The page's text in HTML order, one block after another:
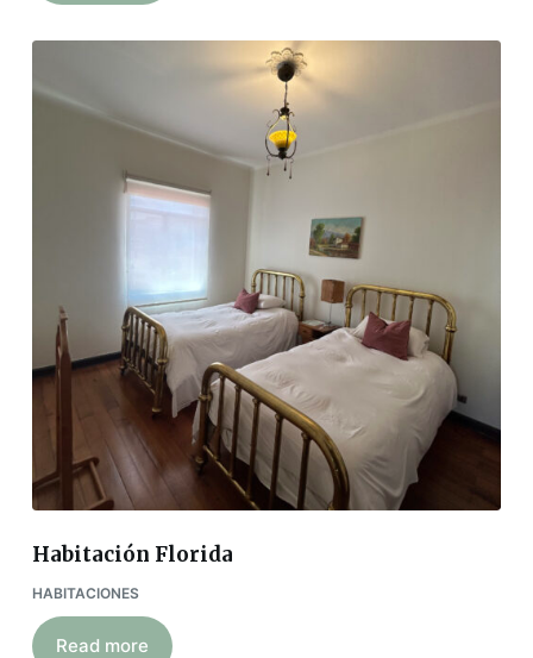
Habitación Florida
HABITACIONES
Read more